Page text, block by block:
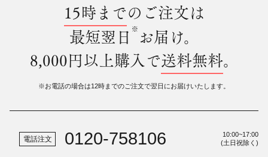
15時までのご注文は
最短翌日 ※ お届け。
8,000円以上購入で送料無料。
※お電話の場合は12時までのご注文で翌日にお届けいたします。
電話注文 0120-758106
10:00~17:00
(土日祝除く)